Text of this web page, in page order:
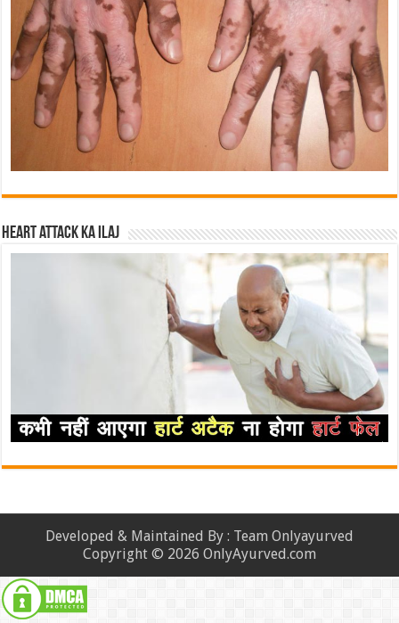
Heart attack ka ilaj
Developed & Maintained By : Team Onlyayurved
Copyright © 2026 OnlyAyurved.com